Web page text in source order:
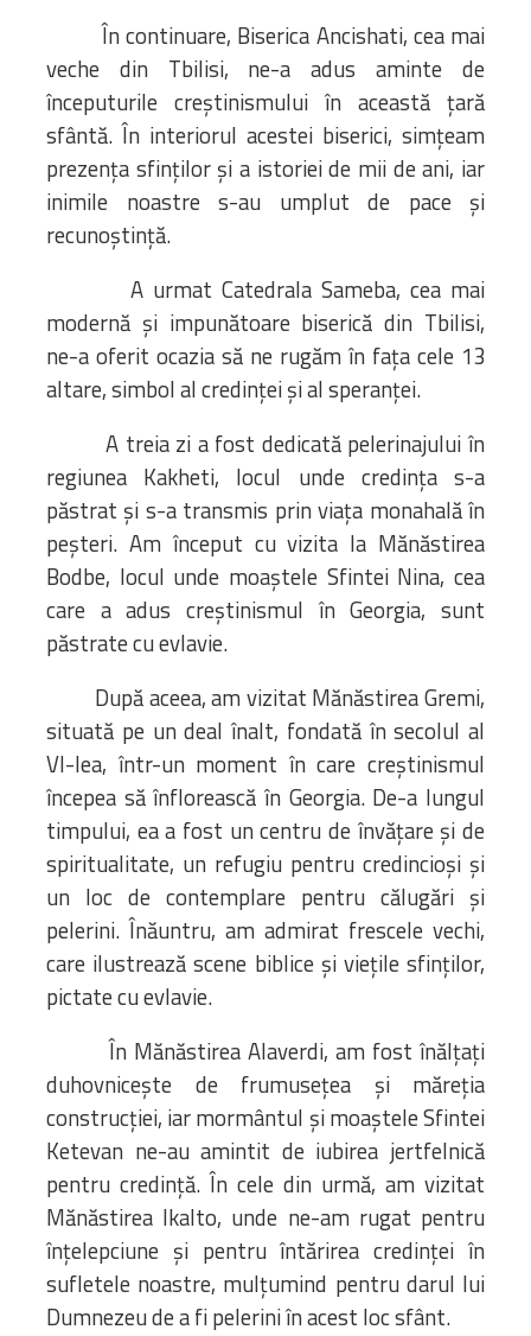
În continuare, Biserica Ancishati, cea mai
veche din Tbilisi, ne-a adus aminte de
începuturile creștinismului în această țară
sfântă. În interiorul acestei biserici, simțeam
prezența sfinților și a istoriei de mii de ani, iar
inimile noastre s-au umplut de pace și
recunoștință.
A urmat Catedrala Sameba, cea mai
modernă și impunătoare biserică din Tbilisi,
ne-a oferit ocazia să ne rugăm în fața cele 13
altare, simbol al credinței și al speranței.
A treia zi a fost dedicată pelerinajului în
regiunea Kakheti, locul unde credința s-a
păstrat și s-a transmis prin viața monahală în
peșteri. Am început cu vizita la Mănăstirea
Bodbe, locul unde moaștele Sfintei Nina, cea
care a adus creștinismul în Georgia, sunt
păstrate cu evlavie.
După aceea, am vizitat Mănăstirea Gremi,
situată pe un deal înalt, fondată în secolul al
VI-lea, într-un moment în care creștinismul
începea să înflorească în Georgia. De-a lungul
timpului, ea a fost un centru de învățare și de
spiritualitate, un refugiu pentru credincioși și
un loc de contemplare pentru călugări și
pelerini. Înăuntru, am admirat frescele vechi,
care ilustrează scene biblice și viețile sfinților,
pictate cu evlavie.
În Mănăstirea Alaverdi, am fost înălțați
duhovnicește de frumusețea și măreția
construcției, iar mormântul și moaștele Sfintei
Ketevan ne-au amintit de iubirea jertfelnică
pentru credință. În cele din urmă, am vizitat
Mănăstirea Ikalto, unde ne-am rugat pentru
înțelepciune și pentru întărirea credinței în
sufletele noastre, mulțumind pentru darul lui
Dumnezeu de a fi pelerini în acest loc sfânt.